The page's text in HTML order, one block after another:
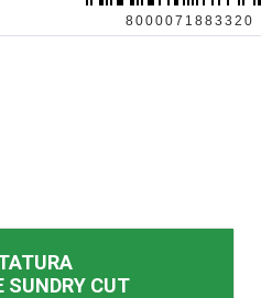
8000071883320
SUNDRY CUT